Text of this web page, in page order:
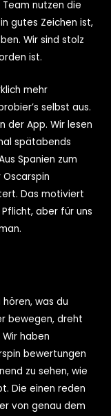
nutzen die
gutes Zeichen ist,
Wir sind stolz
ist.
mehr
selbst aus.
der App. Wir lesen
spätabends
Spanien zum
Das motiviert
aber für uns
was du
bewegen, dreht
haben
bewertungen
zu sehen, wie
Die einen reden
von genau dem